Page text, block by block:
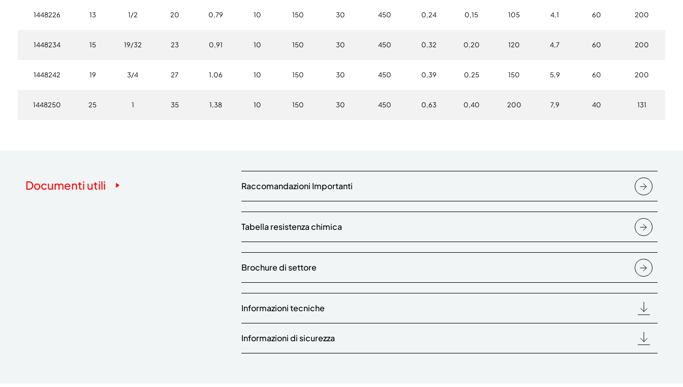
1448226 13 1/2 20 0,79 10 150 30 450 0,24 0,15 105 4,1 60 200
1448234 15 19/32 23 0,91 10 150 30 450 0,32 0,20 120 4,7 60 200
1448242 19 3/4 27 1,06 10 150 30 450 0,39 0,25 150 5,9 60 200
1448250 25 1 35 1,38 10 150 30 450 0,63 0,40 200 7,9 40 131
Documenti utili Raccomandazioni Importanti
Tabella resistenza chimica
Brochure di settore
Informazioni tecniche
Informazioni di sicurezza